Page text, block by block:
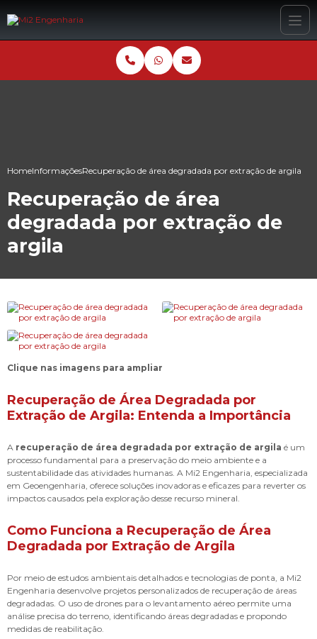
HomeInformaçõesRecuperação de área degradada por extração de argila
Recuperação de área
degradada por extração de
argila
Clique nas imagens para ampliar
Recuperação de Área Degradada por
Extração de Argila: Entenda a Importância
A recuperação de área degradada por extração de argila é um
processo fundamental para a preservação do meio ambiente e a
sustentabilidade das atividades humanas. A Mi2 Engenharia, especializada
em Geoengenharia, oferece soluções inovadoras e eficazes para reverter os
impactos causados pela exploração desse recurso mineral.
Como Funciona a Recuperação de Área
Degradada por Extração de Argila
Por meio de estudos ambientais detalhados e tecnologias de ponta, a Mi2
Engenharia desenvolve projetos personalizados de recuperação de áreas
degradadas. O uso de drones para o levantamento aéreo permite uma
análise precisa do terreno, identificando áreas degradadas e propondo
medidas de reabilitação.